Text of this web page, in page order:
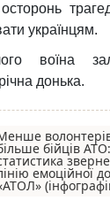
українцям.
воїна
донька.
бійців АТО:
емоційної